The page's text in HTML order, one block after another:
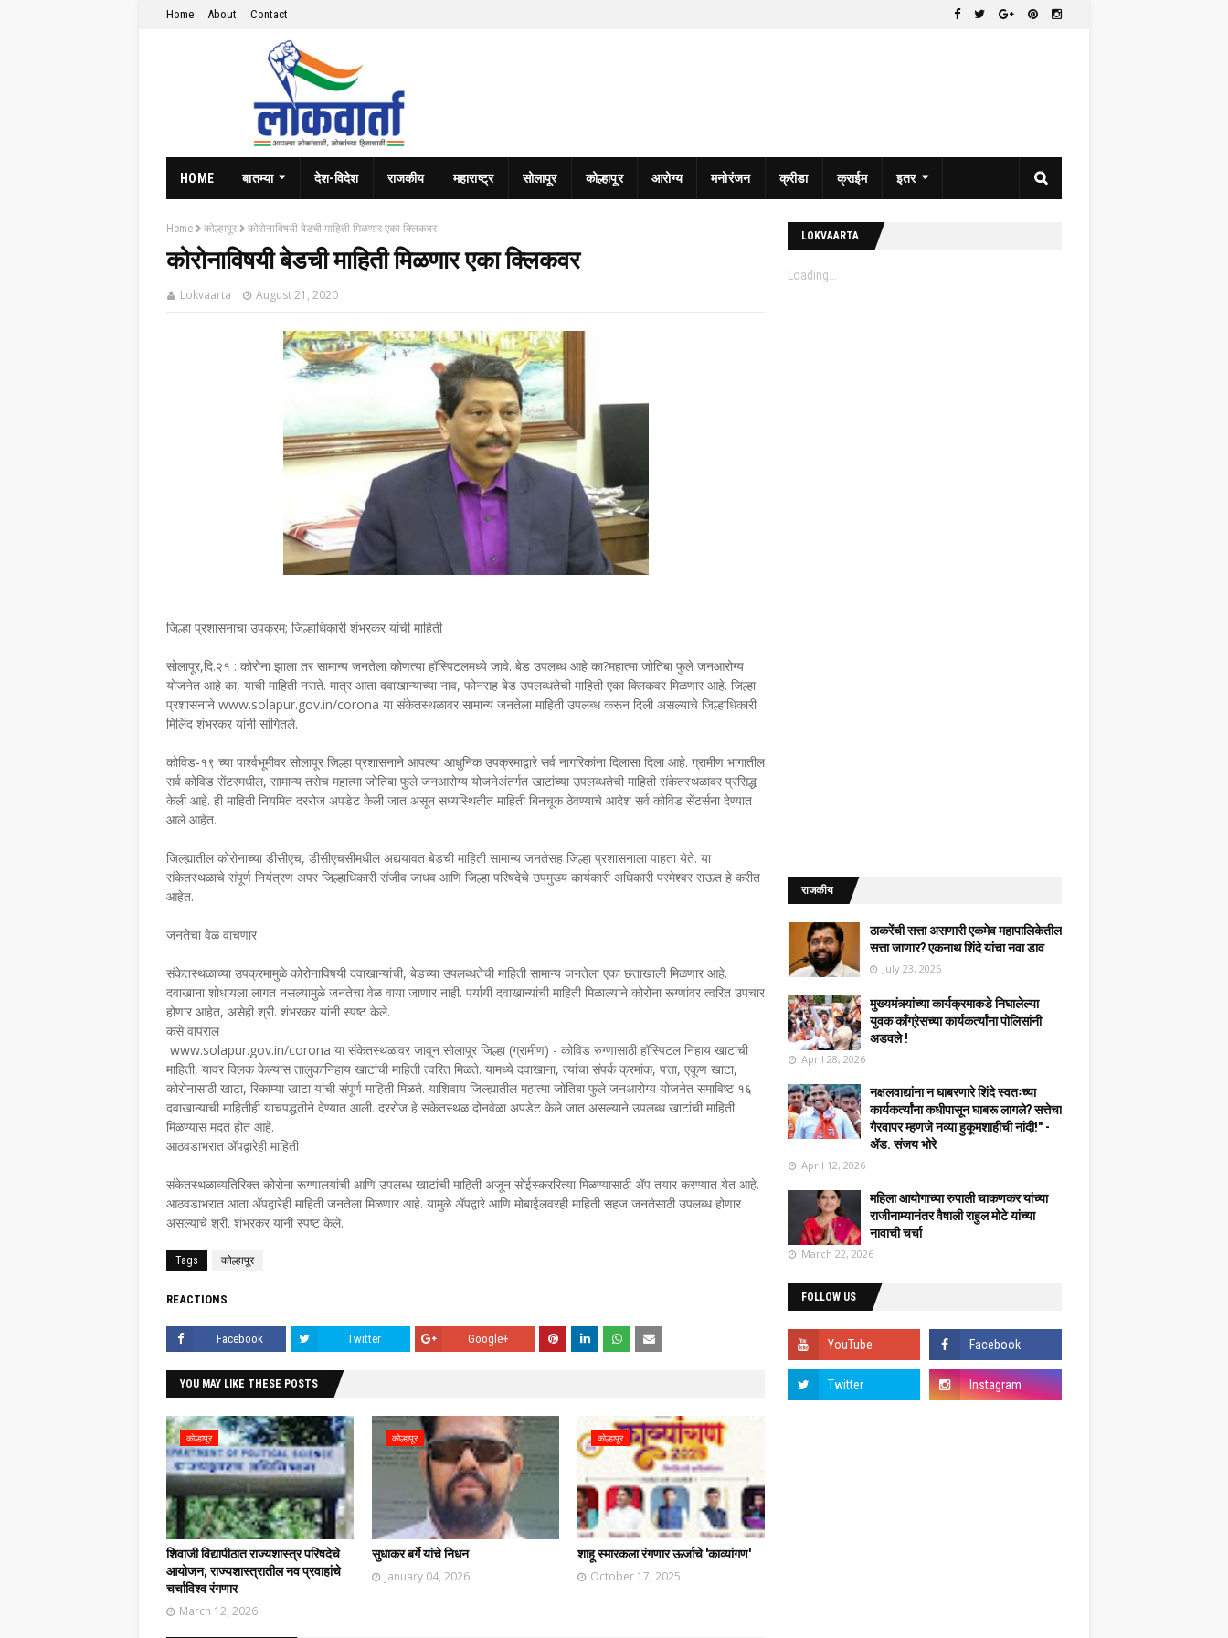
Home About Contact
HOME बातम्या देश-विदेश राजकीय महाराष्ट्र सोलापूर कोल्हापूर आरोग्य मनोरंजन क्रीडा क्राईम इतर
Home कोल्हापूर कोरोनाविषयी बेडची माहिती मिळणार एका क्लिकवर
कोरोनाविषयी बेडची माहिती मिळणार एका क्लिकवर
Lokvaarta August 21, 2020
जिल्हा प्रशासनाचा उपक्रम; जिल्हाधिकारी शंभरकर यांची माहिती
सोलापूर,दि.२१ : कोरोना झाला तर सामान्य जनतेला कोणत्या हॉस्पिटलमध्ये जावे. बेड उपलब्ध आहे का?महात्मा जोतिबा फुले जनआरोग्य
योजनेत आहे का, याची माहिती नसते. मात्र आता दवाखान्याच्या नाव, फोनसह बेड उपलब्धतेची माहिती एका क्लिकवर मिळणार आहे. जिल्हा
प्रशासनाने www.solapur.gov.in/corona या संकेतस्थळावर सामान्य जनतेला माहिती उपलब्ध करून दिली असल्याचे जिल्हाधिकारी
मिलिंद शंभरकर यांनी सांगितले.
कोविड-१९ च्या पार्श्वभूमीवर सोलापूर जिल्हा प्रशासनाने आपल्या आधुनिक उपक्रमाद्वारे सर्व नागरिकांना दिलासा दिला आहे. ग्रामीण भागातील
सर्व कोविड सेंटरमधील, सामान्य तसेच महात्मा जोतिबा फुले जनआरोग्य योजनेअंतर्गत खाटांच्या उपलब्धतेची माहिती संकेतस्थळावर प्रसिद्ध
केली आहे. ही माहिती नियमित दररोज अपडेट केली जात असून सध्यस्थितीत माहिती बिनचूक ठेवण्याचे आदेश सर्व कोविड सेंटर्सना देण्यात
आले आहेत.
जिल्ह्यातील कोरोनाच्या डीसीएच, डीसीएचसीमधील अद्ययावत बेडची माहिती सामान्य जनतेसह जिल्हा प्रशासनाला पाहता येते. या
संकेतस्थळाचे संपूर्ण नियंत्रण अपर जिल्हाधिकारी संजीव जाधव आणि जिल्हा परिषदेचे उपमुख्य कार्यकारी अधिकारी परमेश्वर राऊत हे करीत
आहेत.
जनतेचा वेळ वाचणार
संकेतस्थळाच्या उपक्रमामुळे कोरोनाविषयी दवाखान्यांची, बेडच्या उपलब्धतेची माहिती सामान्य जनतेला एका छताखाली मिळणार आहे.
दवाखाना शोधायला लागत नसल्यामुळे जनतेचा वेळ वाया जाणार नाही. पर्यायी दवाखान्यांची माहिती मिळाल्याने कोरोना रूग्णांवर त्वरित उपचार
होणार आहेत, असेही श्री. शंभरकर यांनी स्पष्ट केले.
कसे वापराल
www.solapur.gov.in/corona या संकेतस्थळावर जावून सोलापूर जिल्हा (ग्रामीण) - कोविड रुग्णासाठी हॉस्पिटल निहाय खाटांची
माहिती, यावर क्लिक केल्यास तालुकानिहाय खाटांची माहिती त्वरित मिळते. यामध्ये दवाखाना, त्यांचा संपर्क क्रमांक, पत्ता, एकूण खाटा,
कोरोनासाठी खाटा, रिकाम्या खाटा यांची संपूर्ण माहिती मिळते. याशिवाय जिल्ह्यातील महात्मा जोतिबा फुले जनआरोग्य योजनेत समाविष्ट १६
दवाखान्याची माहितीही याचपद्धतीने देण्यात आली. दररोज हे संकेतस्थळ दोनवेळा अपडेट केले जात असल्याने उपलब्ध खाटांची माहिती
मिळण्यास मदत होत आहे.
आठवडाभरात ॲपद्वारेही माहिती
संकेतस्थळाव्यतिरिक्त कोरोना रूग्णालयांची आणि उपलब्ध खाटांची माहिती अजून सोईस्कररित्या मिळण्यासाठी ॲप तयार करण्यात येत आहे.
आठवडाभरात आता ॲपद्वारेही माहिती जनतेला मिळणार आहे. यामुळे ॲपद्वारे आणि मोबाईलवरही माहिती सहज जनतेसाठी उपलब्ध होणार
असल्याचे श्री. शंभरकर यांनी स्पष्ट केले.
Tags कोल्हापूर
REACTIONS
Facebook Twitter Google+
YOU MAY LIKE THESE POSTS
कोल्हापूर
शिवाजी विद्यापीठात राज्यशास्त्र परिषदेचे
आयोजन; राज्यशास्त्रातील नव प्रवाहांचे
चर्चाविश्व रंगणार
March 12, 2026
कोल्हापूर
सुधाकर बर्गे यांचे निधन
January 04, 2026
कोल्हापूर
शाहू स्मारकला रंगणार ऊर्जाचे 'काव्यांगण'
October 17, 2025
LOKVAARTA
Loading...
राजकीय
ठाकरेंची सत्ता असणारी एकमेव महापालिकेतील
सत्ता जाणार? एकनाथ शिंदे यांचा नवा डाव
July 23, 2026
मुख्यमंत्र्यांच्या कार्यक्रमाकडे निघालेल्या
युवक काँग्रेसच्या कार्यकर्त्यांना पोलिसांनी
अडवले !
April 28, 2026
नक्षलवाद्यांना न घाबरणारे शिंदे स्वतःच्या
कार्यकर्त्यांना कधीपासून घाबरू लागले? सत्तेचा
गैरवापर म्हणजे नव्या हुकूमशाहीची नांदी!" -
ॲड. संजय भोरे
April 12, 2026
महिला आयोगाच्या रुपाली चाकणकर यांच्या
राजीनाम्यानंतर वैषाली राहुल मोटे यांच्या
नावाची चर्चा
March 22, 2026
FOLLOW US